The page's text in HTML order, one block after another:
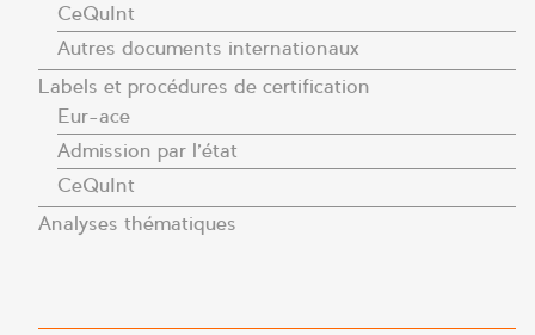
CeQuInt
Autres documents internationaux
Labels et procédures de certification
Eur-ace
Admission par l’état
CeQuInt
Analyses thématiques